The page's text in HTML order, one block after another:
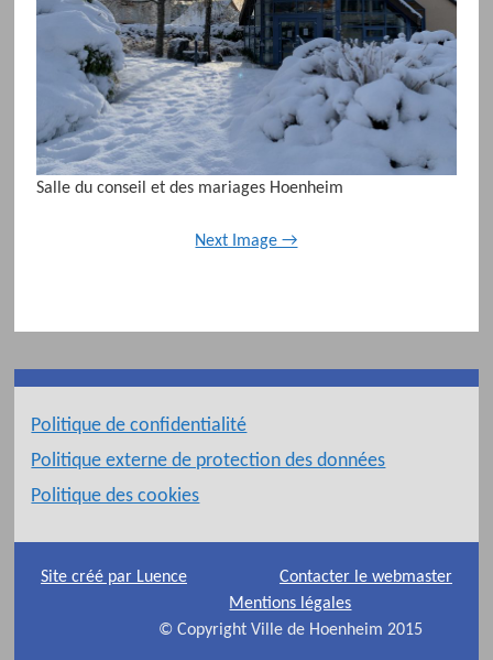
Salle du conseil et des mariages Hoenheim
Next Image →
Politique de confidentialité
Politique externe de protection des données
Politique des cookies
Site créé par Luence
Contacter le webmaster
Mentions légales
© Copyright Ville de Hoenheim 2015